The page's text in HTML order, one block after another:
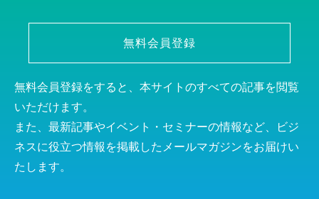
無料会員登録
無料会員登録をすると、本サイトのすべての記事を閲覧
いただけます。
また、最新記事やイベント・セミナーの情報など、ビジ
ネスに役立つ情報を掲載したメールマガジンをお届けい
たします。